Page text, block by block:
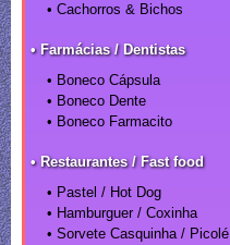
• Cachorros & Bichos
• Farmácias / Dentistas
• Boneco Cápsula
• Boneco Dente
• Boneco Farmacito
• Restaurantes / Fast food
• Pastel / Hot Dog
• Hamburguer / Coxinha
• Sorvete Casquinha / Picolé